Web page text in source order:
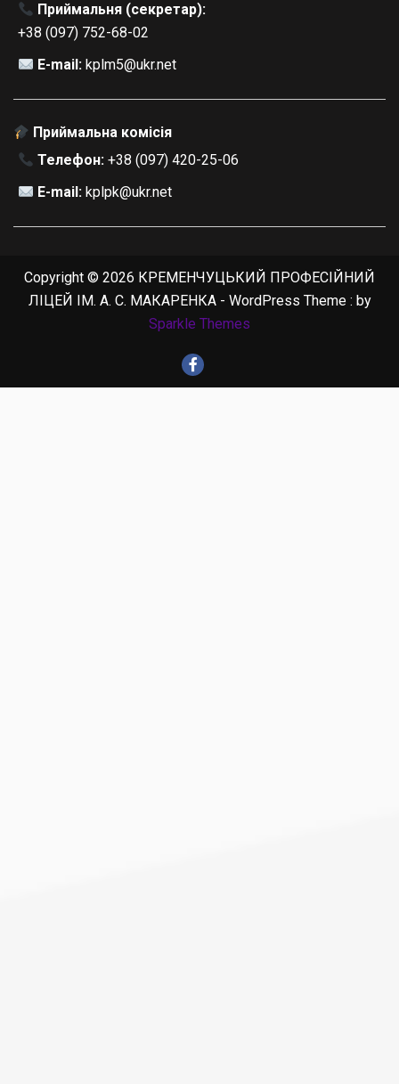
Приймальня (секретар):
+38 (097) 752-68-02
E-mail: kplm5@ukr.net
Приймальна комісія
Телефон: +38 (097) 420-25-06
E-mail: kplpk@ukr.net
Copyright © 2026 КРЕМЕНЧУЦЬКИЙ ПРОФЕСІЙНИЙ
ЛІЦЕЙ ІМ. А. С. МАКАРЕНКА - WordPress Theme : by
Sparkle Themes